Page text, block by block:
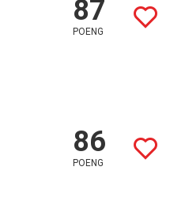
87
POENG
86
POENG